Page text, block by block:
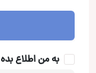
به من اطلاع بده